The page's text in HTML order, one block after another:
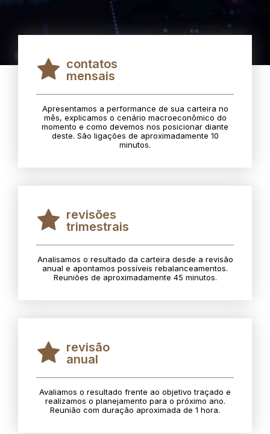
contatos
mensais
Apresentamos a performance de sua carteira no
mês, explicamos o cenário macroeconômico do
momento e como devemos nos posicionar diante
deste. São ligações de aproximadamente 10
minutos.
revisões
trimestrais
Analisamos o resultado da carteira desde a revisão
anual e apontamos possíveis rebalanceamentos.
Reuniões de aproximadamente 45 minutos.
revisão
anual
Avaliamos o resultado frente ao objetivo traçado e
realizamos o planejamento para o próximo ano.
Reunião com duração aproximada de 1 hora.